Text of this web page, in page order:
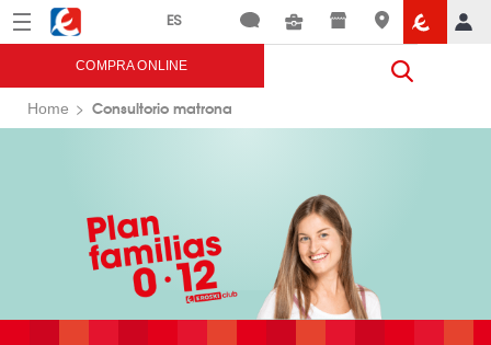
Menú Eroski
COMPRA ONLINE
Home Consultorio matrona